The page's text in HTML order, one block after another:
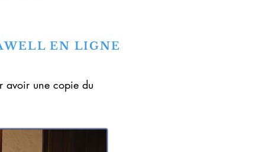
EN LIGNE
avoir une copie du